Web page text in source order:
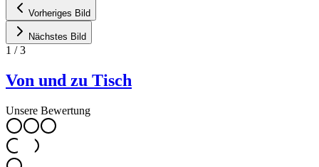
Vorheriges Bild
Nächstes Bild
1 /3
Von und zu Tisch
Unsere Bewertung